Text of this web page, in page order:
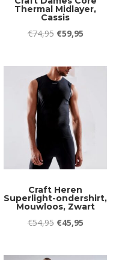
Thermal Midlayer,
Cassis
€74,95 Oorspronkelijke
was:
€74,95.
€59,95Huidige
is:
Craft Heren
Superlight-ondershirt,
Mouwloos, Zwart
€54,95 Oorspronkelijke
was:
€45,95Huidige
is: